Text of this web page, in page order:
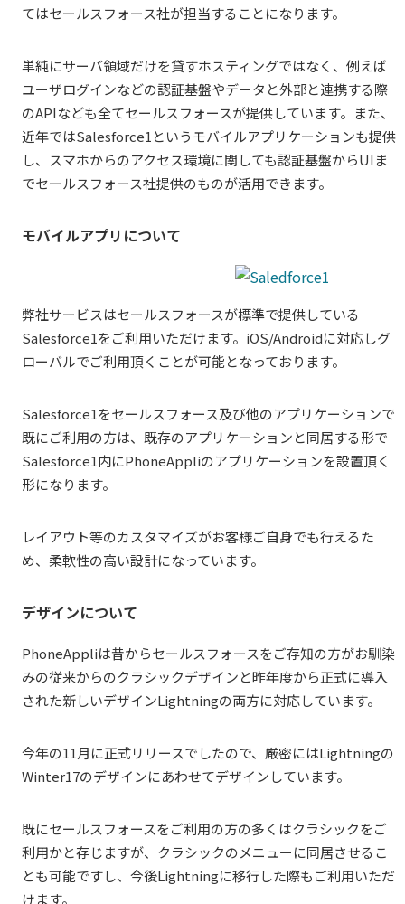
てはセールスフォース社が担当することになります。
単純にサーバ領域だけを貸すホスティングではなく、例えば
ユーザログインなどの認証基盤やデータと外部と連携する際
のAPIなども全てセールスフォースが提供しています。また、
近年ではSalesforce1というモバイルアプリケーションも提供
し、スマホからのアクセス環境に関しても認証基盤からUIま
でセールスフォース社提供のものが活用できます。
モバイルアプリについて
弊社サービスはセールスフォースが標準で提供している
Salesforce1をご利用いただけます。iOS/Androidに対応しグ
ローバルでご利用頂くことが可能となっております。
Salesforce1をセールスフォース及び他のアプリケーションで
既にご利用の方は、既存のアプリケーションと同居する形で
Salesforce1内にPhoneAppliのアプリケーションを設置頂く
形になります。
レイアウト等のカスタマイズがお客様ご自身でも行えるた
め、柔軟性の高い設計になっています。
デザインについて
PhoneAppliは昔からセールスフォースをご存知の方がお馴染
みの従来からのクラシックデザインと昨年度から正式に導入
された新しいデザインLightningの両方に対応しています。
今年の11月に正式リリースでしたので、厳密にはLightningの
Winter17のデザインにあわせてデザインしています。
既にセールスフォースをご利用の方の多くはクラシックをご
利用かと存じますが、クラシックのメニューに同居させるこ
とも可能ですし、今後Lightningに移行した際もご利用いただ
けます。